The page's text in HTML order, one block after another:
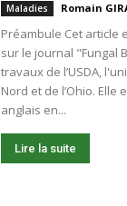
Maladies Romain
Préambule Cet article
sur le journal "Fungal
travaux de l’USDA,
Nord et de l’Ohio.
anglais en...
Lire la suite